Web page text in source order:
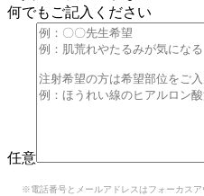
何でもご記入ください
任意
※電話番号とメールアドレスはフォーカス